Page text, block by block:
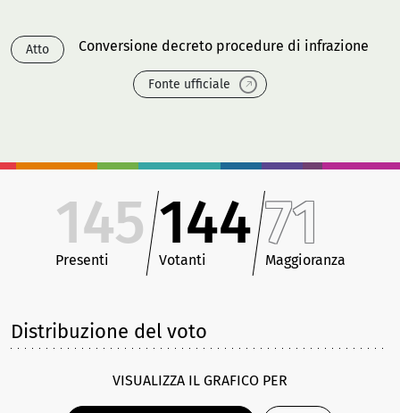
Atto Conversione decreto procedure di infrazione
Fonte ufficiale
145
Presenti
144
Votanti
71
Maggioranza
Distribuzione del voto
VISUALIZZA IL GRAFICO PER